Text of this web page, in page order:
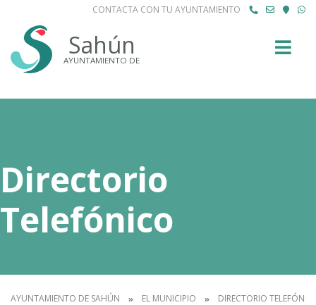
CONTACTA CON TU AYUNTAMIENTO
Sahún
AYUNTAMIENTO DE
Directorio
Telefónico
AYUNTAMIENTO DE SAHÚN EL MUNICIPIO DIRECTORIO